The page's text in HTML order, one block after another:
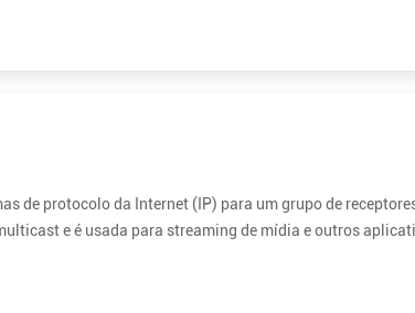
de protocolo da Internet (IP) para um grupo de
e é usada para streaming de mídia e outros